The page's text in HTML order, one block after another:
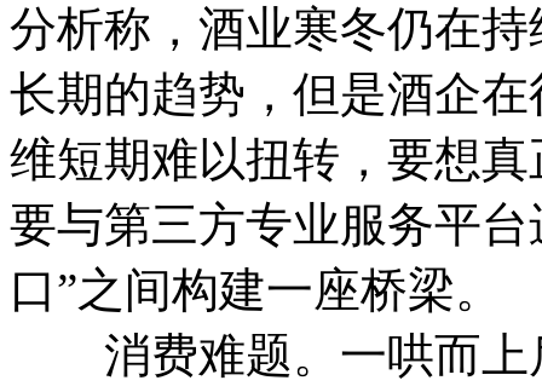
分析称，酒业寒冬仍在
长期的趋势，但是酒企
维短期难以扭转，要想
要与第三方专业服务平
口”之间构建一座桥梁。
消费难题。 一哄而